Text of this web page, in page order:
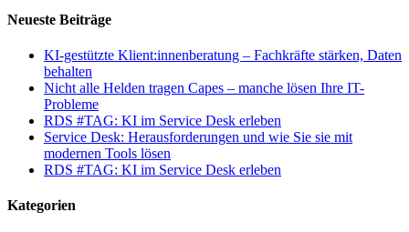
werden
notwendiger
Neueste Beiträge
KI-gestützte Klient:innenberatung – Fachkräfte stärken, Daten
behalten
Nicht alle Helden tragen Capes – manche lösen Ihre IT-
Probleme
RDS #TAG: KI im Service Desk erleben
Service Desk: Herausforderungen und wie Sie sie mit
modernen Tools lösen
RDS #TAG: KI im Service Desk erleben
Kategorien